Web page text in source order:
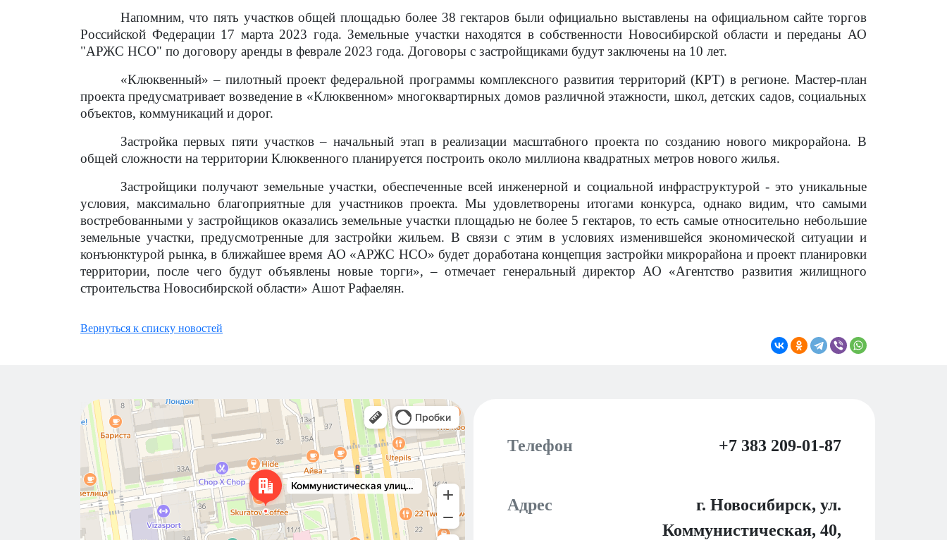
Напомним, что пять участков общей площадью более 38 гектаров были официально выставлены на официальном сайте торгов
Российской Федерации 17 марта 2023 года. Земельные участки находятся в собственности Новосибирской области и переданы АО
"АРЖС НСО" по договору аренды в феврале 2023 года. Договоры с застройщиками будут заключены на 10 лет.
«Клюквенный» – пилотный проект федеральной программы комплексного развития территорий (КРТ) в регионе. Мастер-план
проекта предусматривает возведение в «Клюквенном» многоквартирных домов различной этажности, школ, детских садов, социальных
объектов, коммуникаций и дорог.
Застройка первых пяти участков – начальный этап в реализации масштабного проекта по созданию нового микрорайона. В
общей сложности на территории Клюквенного планируется построить около миллиона квадратных метров нового жилья.
Застройщики получают земельные участки, обеспеченные всей инженерной и социальной инфраструктурой - это уникальные
условия, максимально благоприятные для участников проекта. Мы удовлетворены итогами конкурса, однако видим, что самыми
востребованными у застройщиков оказались земельные участки площадью не более 5 гектаров, то есть самые относительно небольшие
земельные участки, предусмотренные для застройки жильем. В связи с этим в условиях изменившейся экономической ситуации и
конъюнктурой рынка, в ближайшее время АО «АРЖС НСО» будет доработана концепция застройки микрорайона и проект планировки
территории, после чего будут объявлены новые торги», – отмечает генеральный директор АО «Агентство развития жилищного
строительства Новосибирской области» Ашот Рафаелян.
Вернуться к списку новостей
Новосибирск
Коммунистическая улица, 40 — Яндекс Карты
Телефон +7 383 209-01-87
Адрес
г. Новосибирск, ул.
Коммунистическая, 40,